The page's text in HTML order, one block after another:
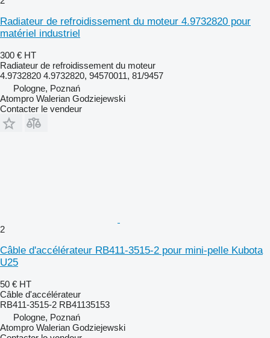
Radiateur de refroidissement du moteur 4.9732820 pour
matériel industriel
300 € HT
Radiateur de refroidissement du moteur
4.9732820 4.9732820, 94570011, 81/9457
Pologne, Poznań
Atompro Walerian Godziejewski
Contacter le vendeur
2
Câble d'accélérateur RB411-3515-2 pour mini-pelle Kubota
U25
50 € HT
Câble d'accélérateur
RB411-3515-2 RB41135153
Pologne, Poznań
Atompro Walerian Godziejewski